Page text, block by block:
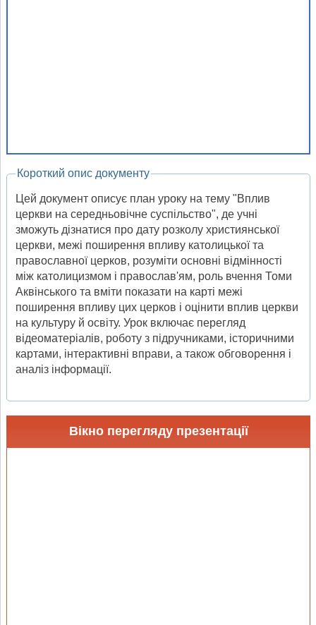
Короткий опис документу
Цей документ описує план уроку на тему "Вплив
церкви на середньовічне суспільство", де учні
зможуть дізнатися про дату розколу християнської
церкви, межі поширення впливу католицької та
православної церков, розуміти основні відмінності
між католицизмом і православ'ям, роль вчення Томи
Аквінського та вміти показати на карті межі
поширення впливу цих церков і оцінити вплив церкви
на культуру й освіту. Урок включає перегляд
відеоматеріалів, роботу з підручниками, історичними
картами, інтерактивні вправи, а також обговорення і
аналіз інформації.
Вікно перегляду презентації